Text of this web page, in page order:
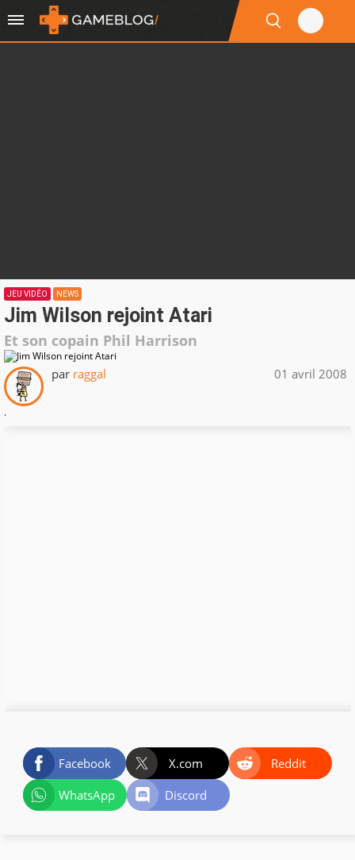
JEU VIDÉO NEWS
Jim Wilson rejoint Atari
Et son copain Phil Harrison
par raggal 01 avril 2008
.
Facebook X.com
Reddit
WhatsApp
Discord